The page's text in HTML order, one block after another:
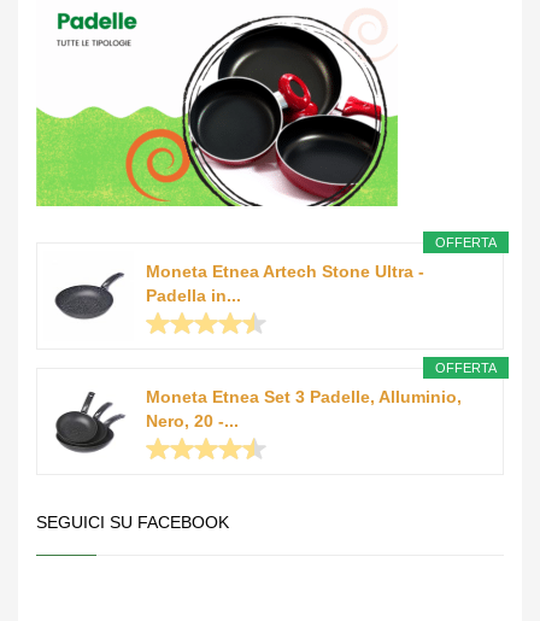
OFFERTA
Moneta Etnea Artech Stone Ultra -
Padella in...
OFFERTA
Moneta Etnea Set 3 Padelle, Alluminio,
Nero, 20 -...
SEGUICI SU FACEBOOK